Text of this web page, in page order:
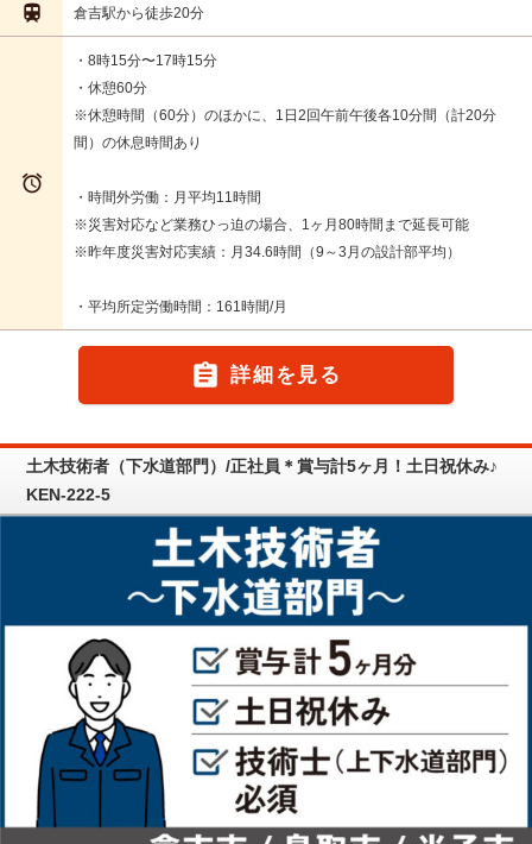
 倉吉駅から徒歩20分

・8時15分〜17時15分
・休憩60分
※休憩時間（60分）のほかに、1日2回午前午後各10分間（計20分
間）の休息時間あり
・時間外労働：月平均11時間
※災害対応など業務ひっ迫の場合、1ヶ月80時間まで延長可能
※昨年度災害対応実績：月34.6時間（9～3月の設計部平均）
・平均所定労働時間：161時間/月
 詳細を見る
土木技術者（下水道部門）/正社員＊賞与計5ヶ月！土日祝休み♪
KEN-222-5